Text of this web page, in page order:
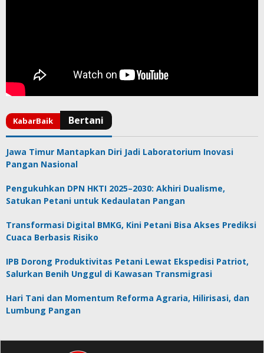
Jawa Timur Mantapkan Diri Jadi Laboratorium Inovasi
Pangan Nasional
Pengukuhkan DPN HKTI 2025–2030: Akhiri Dualisme,
Satukan Petani untuk Kedaulatan Pangan
Transformasi Digital BMKG, Kini Petani Bisa Akses Prediksi
Cuaca Berbasis Risiko
IPB Dorong Produktivitas Petani Lewat Ekspedisi Patriot,
Salurkan Benih Unggul di Kawasan Transmigrasi
Hari Tani dan Momentum Reforma Agraria, Hilirisasi, dan
Lumbung Pangan